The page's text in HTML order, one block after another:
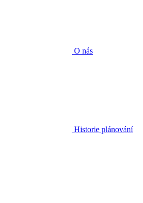
O nás
Historie plánování